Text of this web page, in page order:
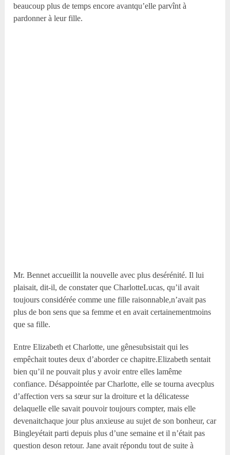
beaucoup plus de temps encore avantqu’elle parvînt à
pardonner à leur fille.
Mr. Bennet accueillit la nouvelle avec plus desérénité. Il lui
plaisait, dit-il, de constater que CharlotteLucas, qu’il avait
toujours considérée comme une fille raisonnable,n’avait pas
plus de bon sens que sa femme et en avait certainementmoins
que sa fille.
Entre Elizabeth et Charlotte, une gênesubsistait qui les
empêchait toutes deux d’aborder ce chapitre.Elizabeth sentait
bien qu’il ne pouvait plus y avoir entre elles lamême
confiance. Désappointée par Charlotte, elle se tourna avecplus
d’affection vers sa sœur sur la droiture et la délicatesse
delaquelle elle savait pouvoir toujours compter, mais elle
devenaitchaque jour plus anxieuse au sujet de son bonheur, car
Bingleyétait parti depuis plus d’une semaine et il n’était pas
question deson retour. Jane avait répondu tout de suite à